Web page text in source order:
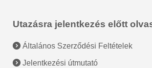
Utazásra jelentkezés előtt
Általános Szerződési Feltételek
Jelentkezési útmutató